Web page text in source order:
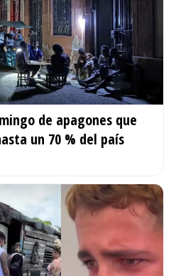
de apagones que
un 70 % del país